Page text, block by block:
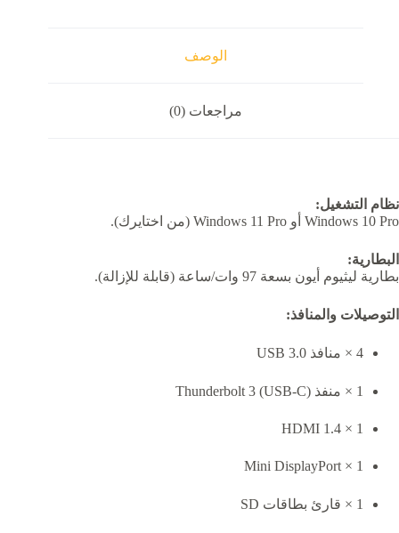
الوصف
مراجعات (0)
نظام التشغيل:
Windows 10 Pro أو Windows 11 Pro (من اختايرك).
البطارية:
بطارية ليثيوم أيون بسعة 97 وات/ساعة (قابلة للإزالة).
التوصيلات والمنافذ:
4 × منافذ USB 3.0
1 × منفذ Thunderbolt 3 (USB-C)
1 × HDMI 1.4
1 × Mini DisplayPort
1 × قارئ بطاقات SD